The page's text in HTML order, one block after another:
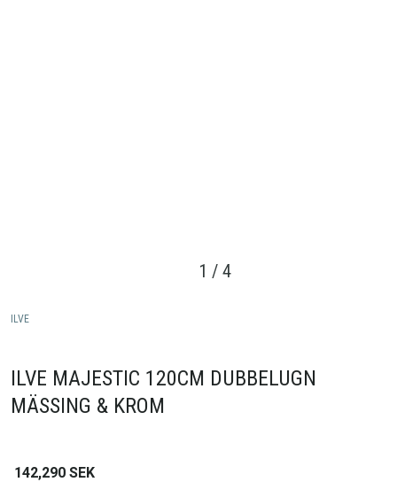
1 / 4
ILVE
ILVE MAJESTIC 120CM DUBBELUGN
MÄSSING & KROM
142,290 SEK